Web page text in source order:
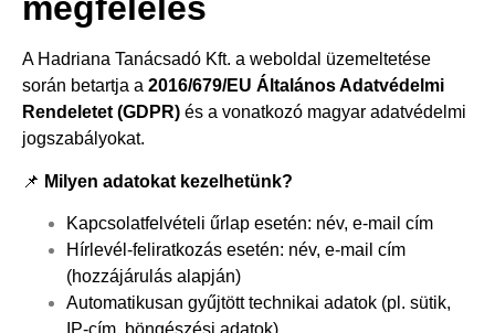
megfelelés
A Hadriana Tanácsadó Kft. a weboldal üzemeltetése
során betartja a 2016/679/EU Általános Adatvédelmi
Rendeletet (GDPR) és a vonatkozó magyar adatvédelmi
jogszabályokat.
📌 Milyen adatokat kezelhetünk?
Kapcsolatfelvételi űrlap esetén: név, e-mail cím
Hírlevél-feliratkozás esetén: név, e-mail cím
(hozzájárulás alapján)
Automatikusan gyűjtött technikai adatok (pl. sütik,
IP-cím, böngészési adatok)